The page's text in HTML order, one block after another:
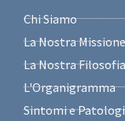
Chi Siamo
La Nostra Missione
La Nostra Filosofia
L'Organigramma
Sintomi e